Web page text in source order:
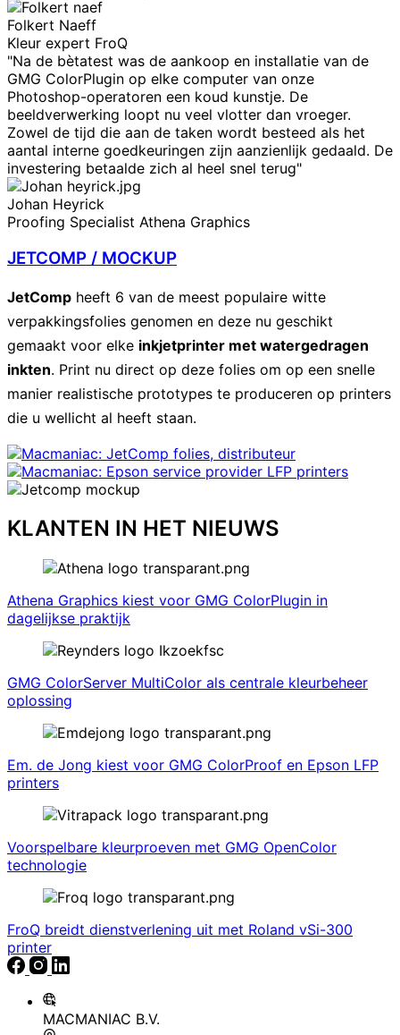
Folkert Naeff
Kleur expert FroQ
"Na de bètatest was de aankoop en installatie van de
GMG ColorPlugin op elke computer van onze
Photoshop-operatoren een koud kunstje. De
beeldverwerking loopt nu veel vlotter dan vroeger.
Zowel de tijd die aan de taken wordt besteed als het
aantal interne goedkeuringen zijn aanzienlijk gedaald. De
investering betaalde zich al heel snel terug"
Johan Heyrick
Proofing Specialist Athena Graphics
JETCOMP / MOCKUP
JetComp heeft 6 van de meest populaire witte
verpakkingsfolies genomen en deze nu geschikt
gemaakt voor elke inkjetprinter met watergedragen
inkten. Print nu direct op deze folies om op een snelle
manier realistische prototypes te produceren op printers
die u wellicht al heeft staan.
KLANTEN IN HET NIEUWS
Athena Graphics kiest voor GMG ColorPlugin in
dagelijkse praktijk​
GMG ColorServer MultiColor als centrale kleurbeheer
oplossing
Em. de Jong kiest voor GMG ColorProof en Epson LFP
printers
Voorspelbare kleurproeven met GMG OpenColor
technologie
FroQ breidt dienstverlening uit met Roland vSi-300
printer
MACMANIAC B.V.